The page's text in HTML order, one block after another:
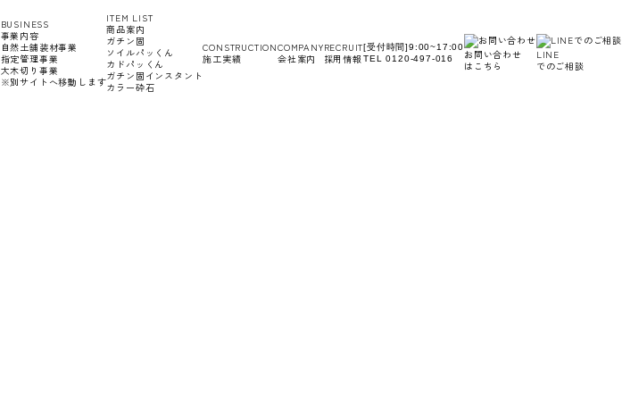
BUSINESS
事業内容
自然土舗装材事業
指定管理事業
大木切り事業
※別サイトへ移動します
ITEM LIST
商品案内
ガチン固
ソイルパッくん
カドパッくん
ガチン固インスタント
カラー砕石
CONSTRUCTION
施工実績
COMPANY
会社案内
RECRUIT
採用情報
[受付時間]9:00~17:00
TEL 0120-497-016
お問い合わせ
はこちら
LINE
でのご相談